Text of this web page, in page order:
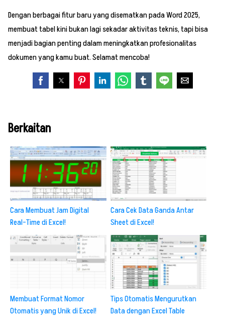
Dengan berbagai fitur baru yang disematkan pada Word 2025,
membuat tabel kini bukan lagi sekadar aktivitas teknis, tapi bisa
menjadi bagian penting dalam meningkatkan profesionalitas
dokumen yang kamu buat. Selamat mencoba!
Berkaitan
Cara Membuat Jam Digital
Real-Time di Excel!
Cara Cek Data Ganda Antar
Sheet di Excel!
Membuat Format Nomor
Otomatis yang Unik di Excel!
Tips Otomatis Mengurutkan
Data dengan Excel Table